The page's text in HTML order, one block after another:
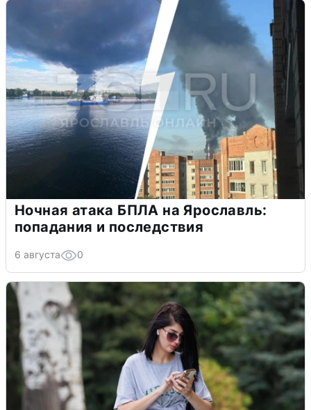
Ночная атака БПЛА на Ярославль:
попадания и последствия
6 августа 0